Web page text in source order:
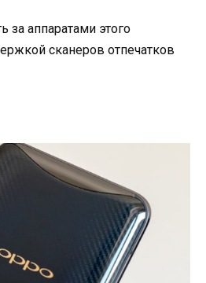
за аппаратами этого
сканеров отпечатков